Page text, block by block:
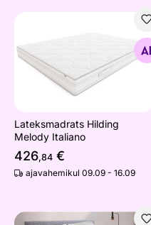
Lateksmadrats Hilding
Otsi sarnaseid
Lateksmadrats Hilding
Melody Italiano
426,84 €
ajavahemikul 09.09 - 16.09